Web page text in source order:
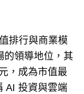
排行與商業模
的領導地位，其
，成為市值最
AI 投資與雲端